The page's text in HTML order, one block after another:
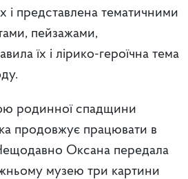
представлена тематичними
пейзажами,
їх і лірико-героїчна тема
родинної спадщини
продовжує працювати в
Оксана передала
музею три картини